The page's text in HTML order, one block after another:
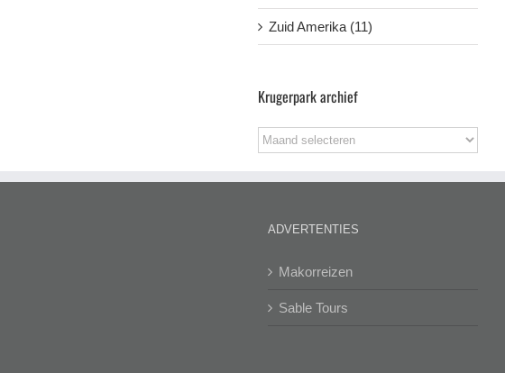
Zuid Amerika (11)
Krugerpark archief
Krugerpark
archief
ADVERTENTIES
Makorreizen
Sable Tours